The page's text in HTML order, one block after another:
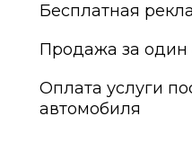
Бесплатная
Продажа за один
Оплата услуги
автомобиля